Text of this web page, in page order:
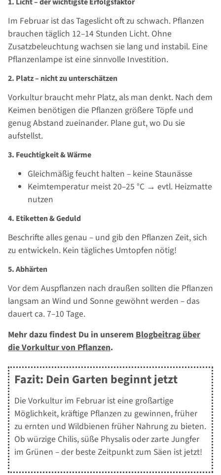
Im Februar ist das Tageslicht oft zu schwach. Pflanzen
brauchen täglich 12–14 Stunden Licht. Ohne
Zusatzbeleuchtung wachsen sie lang und instabil. Eine
Pflanzenlampe ist eine sinnvolle Investition.
2. Platz – nicht zu unterschätzen
Vorkultur braucht mehr Platz, als man denkt. Nach dem
Keimen benötigen die Pflanzen größere Töpfe und
genug Abstand zueinander. Plane gut, wo Du sie
aufstellst.
3. Feuchtigkeit & Wärme
Gleichmäßig feucht halten – keine Staunässe
Keimtemperatur meist 20–25 °C → evtl. Heizmatte
nutzen
4. Etiketten & Geduld
Beschrifte alles genau – und gib den Pflanzen Zeit, sich
zu entwickeln. Kein tägliches Umtopfen nötig!
5. Abhärten
Vor dem Auspflanzen nach draußen sollten die Pflanzen
langsam an Wind und Sonne gewöhnt werden – das
dauert ca. 7–10 Tage.
Mehr dazu findest Du in unserem Blogbeitrag über
die Vorkultur von Pflanzen.
Fazit: Dein Garten beginnt jetzt
Die Vorkultur im Februar ist eine großartige
Möglichkeit, kräftige Pflanzen zu gewinnen, früher
zu ernten und Wildbienen früher Nahrung zu bieten.
Ob würzige Chilis, süße Physalis oder zarte Jungfer
im Grünen – der beste Zeitpunkt zum Säen ist jetzt!